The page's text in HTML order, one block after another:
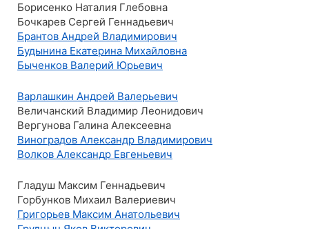
Борисенко Наталия Глебовна
Бочкарев Сергей Геннадьевич
Брантов Андрей Владимирович
Будынина Екатерина Михайловна
Быченков Валерий Юрьевич
Варлашкин Андрей Валерьевич
Величанский Владимир Леонидович
Вергунова Галина Алексеевна
Виноградов Александр Владимирович
Волков Александр Евгеньевич
Гладуш Максим Геннадьевич
Горбунков Михаил Валериевич
Григорьев Максим Анатольевич